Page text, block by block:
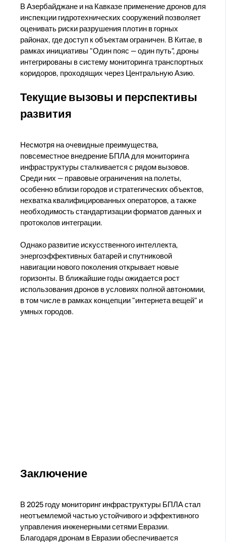
В Азербайджане и на Кавказе применение дронов для
инспекции гидротехнических сооружений позволяет
оценивать риски разрушения плотин в горных
районах, где доступ к объектам ограничен. В Китае, в
рамках инициативы "Один пояс — один путь", дроны
интегрированы в систему мониторинга транспортных
коридоров, проходящих через Центральную Азию.
Текущие вызовы и перспективы
развития
Несмотря на очевидные преимущества,
повсеместное внедрение БПЛА для мониторинга
инфраструктуры сталкивается с рядом вызовов.
Среди них — правовые ограничения на полеты,
особенно вблизи городов и стратегических объектов,
нехватка квалифицированных операторов, а также
необходимость стандартизации форматов данных и
протоколов интеграции.
Однако развитие искусственного интеллекта,
энергоэффективных батарей и спутниковой
навигации нового поколения открывает новые
горизонты. В ближайшие годы ожидается рост
использования дронов в условиях полной автономии,
в том числе в рамках концепции "интернета вещей" и
умных городов.
Заключение
В 2025 году мониторинг инфраструктуры БПЛА стал
неотъемлемой частью устойчивого и эффективного
управления инженерными сетями Евразии.
Благодаря дронам в Евразии обеспечивается